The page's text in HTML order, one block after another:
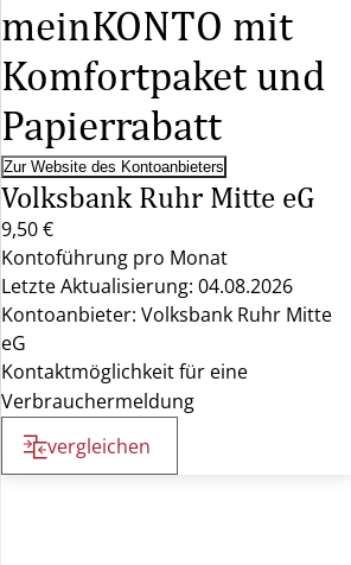
meinKONTO mit
Komfortpaket und
Papierrabatt
Zur Website des Kontoanbieters
Volksbank Ruhr Mitte eG
9,50 €
Kontoführung pro Monat
Letzte Aktualisierung: 04.08.2026
Kontoanbieter: Volksbank Ruhr Mitte
eG
Kontaktmöglichkeit für eine
Verbrauchermeldung
vergleichen